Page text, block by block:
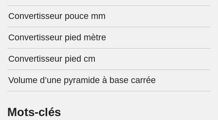
Convertisseur pouce mm
Convertisseur pied mètre
Convertisseur pied cm
Volume d’une pyramide à base carrée
Mots-clés